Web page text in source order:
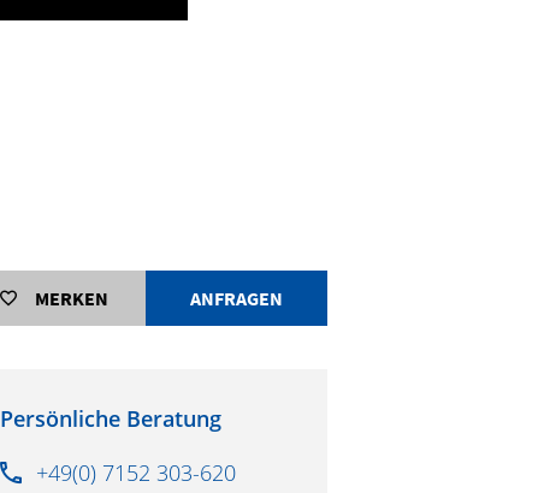
MERKEN ANFRAGEN
Persönliche Beratung
+49(0) 7152 303-620